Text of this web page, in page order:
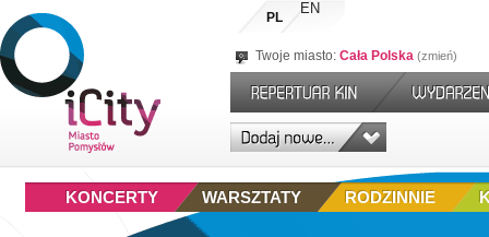
PL
EN
Twoje miasto: Cała Polska zmień
RODZINNIE
WARSZTATY
KONCERTY